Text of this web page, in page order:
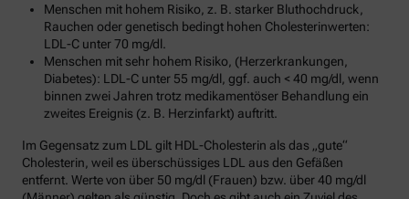
Menschen mit hohem Risiko, z. B. starker Bluthochdruck,
Rauchen oder genetisch bedingt hohen Cholesterinwerten:
LDL-C unter 70 mg/dl.
Menschen mit sehr hohem Risiko, (Herzerkrankungen,
Diabetes): LDL-C unter 55 mg/dl, ggf. auch < 40 mg/dl, wenn
binnen zwei Jahren trotz medikamentöser Behandlung ein
zweites Ereignis (z. B. Herzinfarkt) auftritt.
Im Gegensatz zum LDL gilt HDL-Cholesterin als das „gute“
Cholesterin, weil es überschüssiges LDL aus den Gefäßen
entfernt. Werte von über 50 mg/dl (Frauen) bzw. über 40 mg/dl